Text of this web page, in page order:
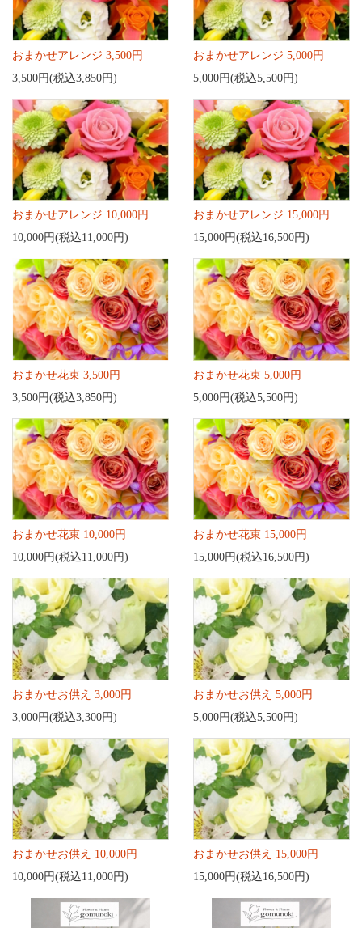
おまかせアレンジ 3,500円
3,500円(税込3,850円)
おまかせアレンジ 5,000円
5,000円(税込5,500円)
おまかせアレンジ 10,000円
10,000円(税込11,000円)
おまかせアレンジ 15,000円
15,000円(税込16,500円)
おまかせ花束 3,500円
3,500円(税込3,850円)
おまかせ花束 5,000円
5,000円(税込5,500円)
おまかせ花束 10,000円
10,000円(税込11,000円)
おまかせ花束 15,000円
15,000円(税込16,500円)
おまかせお供え 3,000円
3,000円(税込3,300円)
おまかせお供え 5,000円
5,000円(税込5,500円)
おまかせお供え 10,000円
10,000円(税込11,000円)
おまかせお供え 15,000円
15,000円(税込16,500円)